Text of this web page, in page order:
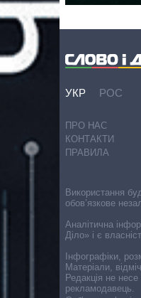
УКР РОС
ПРО НАС
КОНТАКТИ
ПРАВИЛА
Використання
обов’язкове
Аналітична
Діло» і є
Інфографіки,
Матеріали,
Редакція не
рекламодавець.